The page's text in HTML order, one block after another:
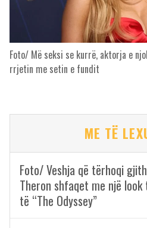
Foto/ Më seksi se kurrë, aktorja e
rrjetin me setin e fundit
ME TË
Foto/ Veshja që tërhoqi
Theron shfaqet me një
të “The Odyssey”